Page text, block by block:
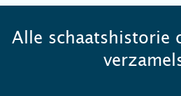
Alle schaatshistorie